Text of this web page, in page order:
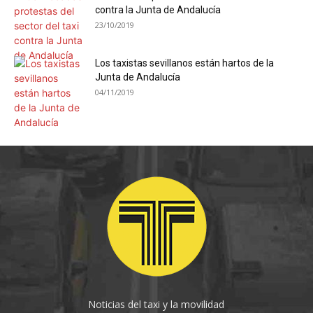
contra la Junta de Andalucía
23/10/2019
Los taxistas sevillanos están hartos de la
Junta de Andalucía
04/11/2019
Noticias del taxi y la movilidad